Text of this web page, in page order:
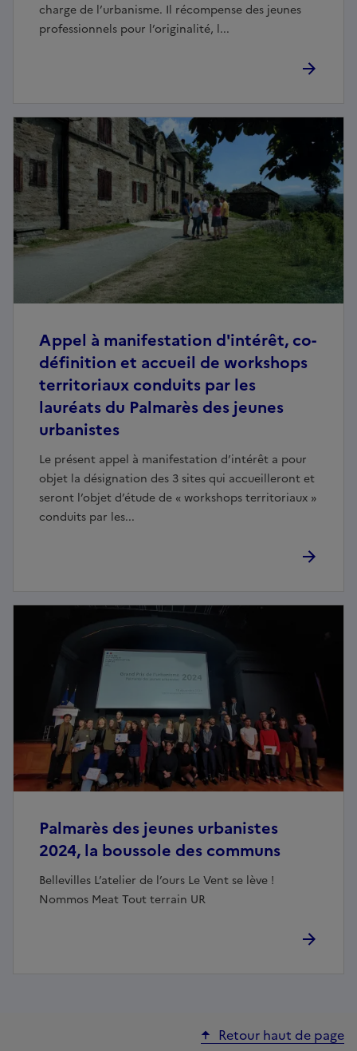
charge de l’urbanisme. Il récompense des jeunes
professionnels pour l’originalité, l...
Appel à manifestation d'intérêt, co-
définition et accueil de workshops
territoriaux conduits par les
lauréats du Palmarès des jeunes
urbanistes
Le présent appel à manifestation d’intérêt a pour
objet la désignation des 3 sites qui accueilleront et
seront l’objet d’étude de « workshops territoriaux »
conduits par les...
Palmarès des jeunes urbanistes
2024, la boussole des communs
Bellevilles L’atelier de l’ours Le Vent se lève !
Nommos Meat Tout terrain UR
Retour haut de page